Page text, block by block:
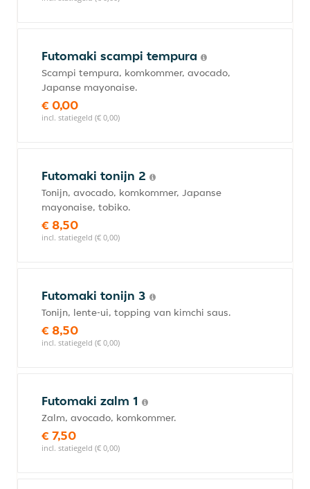
Futomaki scampi tempura
Scampi tempura, komkommer, avocado,
Japanse mayonaise.
€ 0,00
incl. statiegeld (€ 0,00)
Futomaki tonijn 2
Tonijn, avocado, komkommer, Japanse
mayonaise, tobiko.
€ 8,50
incl. statiegeld (€ 0,00)
Futomaki tonijn 3
Tonijn, lente-ui, topping van kimchi saus.
€ 8,50
incl. statiegeld (€ 0,00)
Futomaki zalm 1
Zalm, avocado, komkommer.
€ 7,50
incl. statiegeld (€ 0,00)